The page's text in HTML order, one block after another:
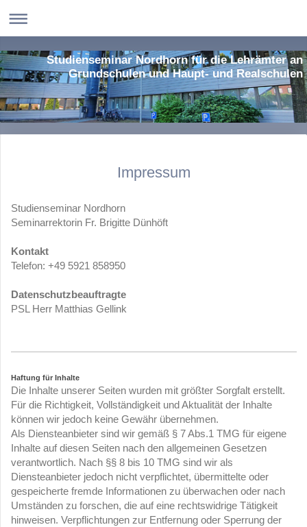
Studienseminar Nordhorn für die Lehrämter an
Grundschulen und Haupt- und Realschulen
Impressum
Studienseminar Nordhorn
Seminarrektorin Fr. Brigitte Dünhöft
Kontakt
Telefon: +49 5921 858950
Datenschutzbeauftragte
PSL Herr Matthias Gellink
Haftung für Inhalte
Die Inhalte unserer Seiten wurden mit größter Sorgfalt erstellt.
Für die Richtigkeit, Vollständigkeit und Aktualität der Inhalte
können wir jedoch keine Gewähr übernehmen.
Als Diensteanbieter sind wir gemäß § 7 Abs.1 TMG für eigene
Inhalte auf diesen Seiten nach den allgemeinen Gesetzen
verantwortlich. Nach §§ 8 bis 10 TMG sind wir als
Diensteanbieter jedoch nicht verpflichtet, übermittelte oder
gespeicherte fremde Informationen zu überwachen oder nach
Umständen zu forschen, die auf eine rechtswidrige Tätigkeit
hinweisen. Verpflichtungen zur Entfernung oder Sperrung der